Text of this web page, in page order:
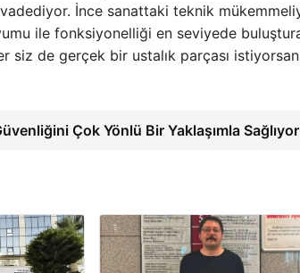
İnce sanattaki teknik
ile fonksiyonelliği en seviyede
de gerçek bir ustalık parçası
Çok Yönlü Bir Yaklaşımla